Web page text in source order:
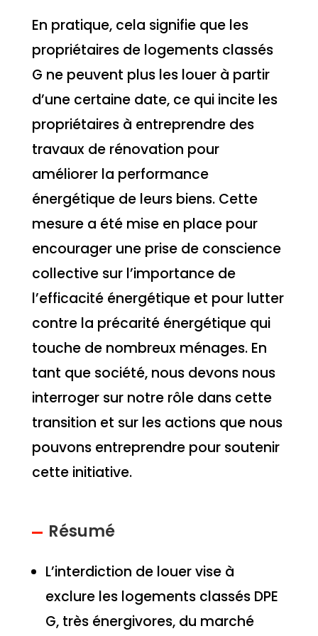
En pratique, cela signifie que les
propriétaires de logements classés
G ne peuvent plus les louer à partir
d’une certaine date, ce qui incite les
propriétaires à entreprendre des
travaux de rénovation pour
améliorer la performance
énergétique de leurs biens. Cette
mesure a été mise en place pour
encourager une prise de conscience
collective sur l’importance de
l’efficacité énergétique et pour lutter
contre la précarité énergétique qui
touche de nombreux ménages. En
tant que société, nous devons nous
interroger sur notre rôle dans cette
transition et sur les actions que nous
pouvons entreprendre pour soutenir
cette initiative.
Résumé
L’interdiction de louer vise à
exclure les logements classés DPE
G, très énergivores, du marché